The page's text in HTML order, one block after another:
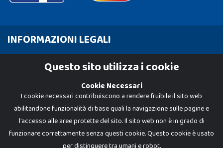
INFORMAZIONI LEGALI
Cookie PolicyQuesto sito utilizza i cookie
Cookie Necessari
I cookie necessari contribuiscono a rendere fruibile il sito web
abilitandone funzionalità di base quali la navigazione sulle pagine e
l'accesso alle aree protette del sito. Il sito web non è in grado di
funzionare correttamente senza questi cookie. Questo cookie è usato